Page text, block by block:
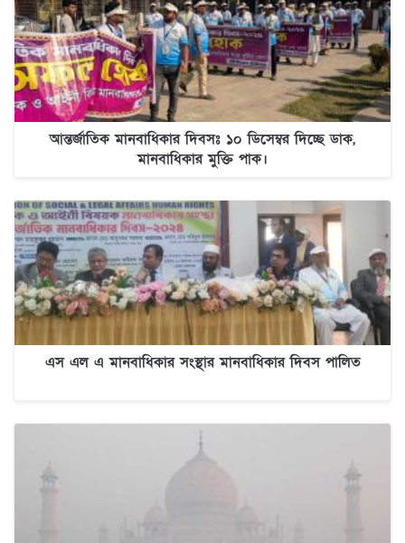
আন্তর্জাতিক মানবাধিকার দিবসঃ ১০ ডিসেম্বর দিচ্ছে ডাক,
মানবাধিকার মুক্তি পাক।
এস এল এ মানবাধিকার সংস্থার মানবাধিকার দিবস পালিত